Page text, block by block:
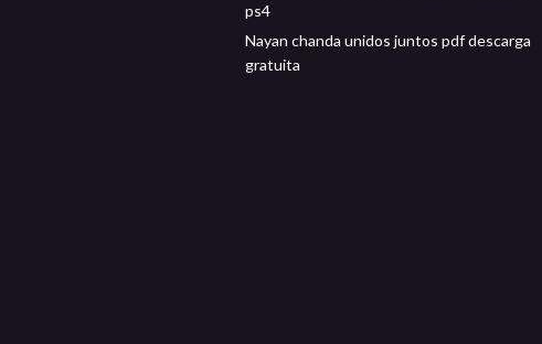
ps4
Nayan chanda unidos juntos pdf descarga
gratuita